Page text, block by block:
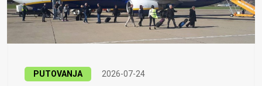
PUTOVANJA 2026-07-24